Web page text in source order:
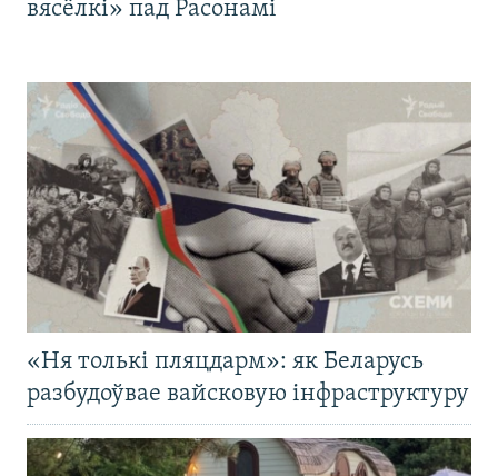
вясёлкі» пад Расонамі
«Ня толькі пляцдарм»: як Беларусь
разбудоўвае вайсковую інфраструктуру